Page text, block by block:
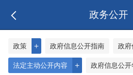
政务公开
＋
政策 政府信息公开指南 政
＋
法定主动公开内容 政府信息公开